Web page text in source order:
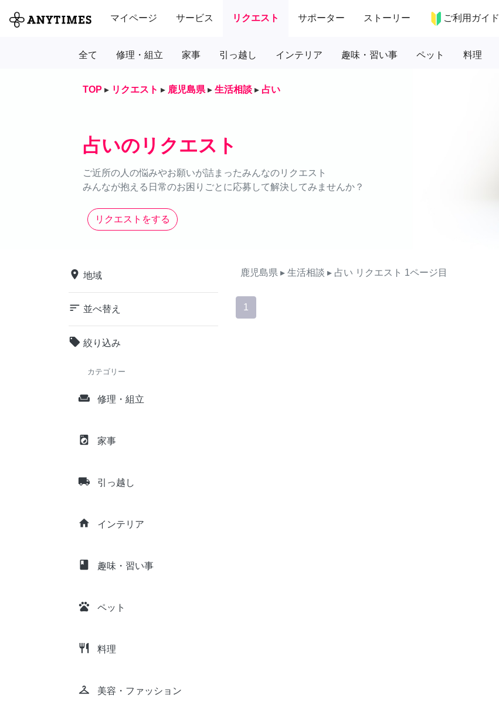
マイページ サービス リクエスト サポーター ストーリー ご利用ガイド
全て 修理・組立 家事 引っ越し インテリア 趣味・習い事 ペット 料理
TOP ▸ リクエスト ▸ 鹿児島県 ▸ 生活相談 ▸ 占い
占いのリクエスト
ご近所の人の悩みやお願いが詰まったみんなのリクエスト
みんなが抱える日常のお困りごとに応募して解決してみませんか？
リクエストをする
place 地域
sort 並べ替え
local_offer 絞り込み
カテゴリー
weekend 修理・組立
local_laundry_service 家事
local_shipping 引っ越し
home インテリア
class 趣味・習い事
pets ペット
restaurant 料理
checkroom 美容・ファッション
鹿児島県 ▸ 生活相談 ▸ 占い リクエスト 1ページ目
1